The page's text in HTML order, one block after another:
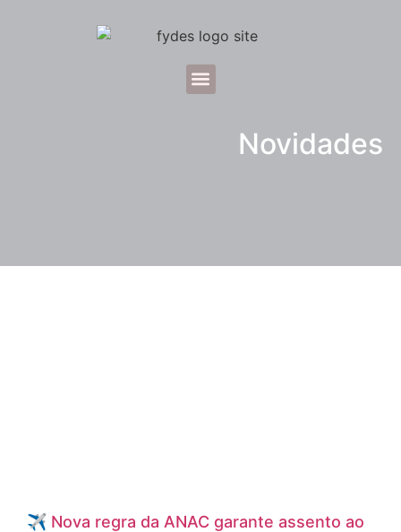
Novidades
✈️ Nova regra da ANAC garante assento ao